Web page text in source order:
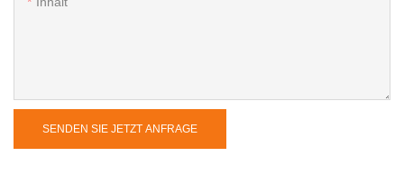
SENDEN SIE JETZT ANFRAGE